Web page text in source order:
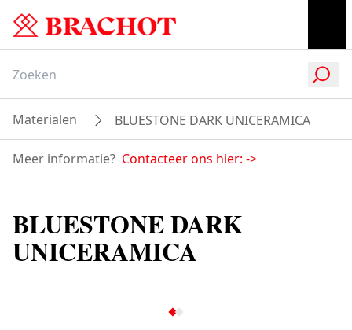
Materialen BLUESTONE DARK UNICERAMICA
Meer informatie? Contacteer ons hier: ->
BLUESTONE DARK
UNICERAMICA